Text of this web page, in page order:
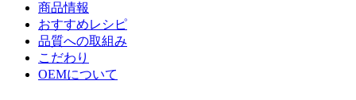
商品情報
おすすめレシピ
品質への取組み
こだわり
OEMについて